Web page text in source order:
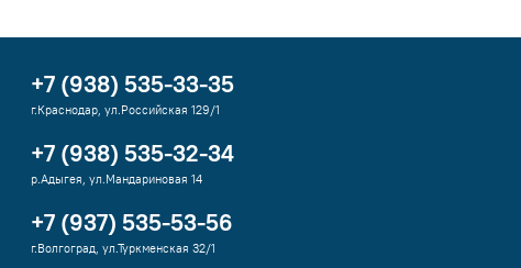
+7 (938) 535-33-35
г.Краснодар, ул.Российская 129/1
+7 (938) 535-32-34
р.Адыгея, ул.Мандариновая 14
+7 (937) 535-53-56
г.Волгоград, ул.Туркменская 32/1